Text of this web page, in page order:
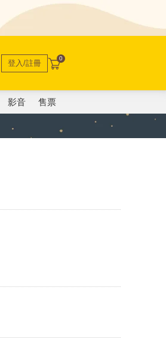
登入/註冊 0
影音 售票